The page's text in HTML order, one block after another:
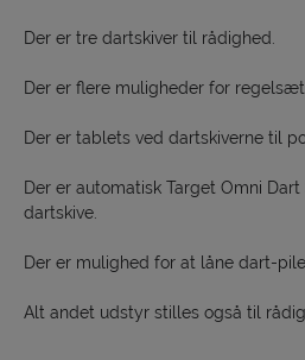
Der er tre dartskiver til rådighed.
Der er flere muligheder for
Der er tablets ved dartskiverne til
Der er automatisk Target Omni
dartskive.
Der er mulighed for at låne dart-
Alt andet udstyr stilles også til